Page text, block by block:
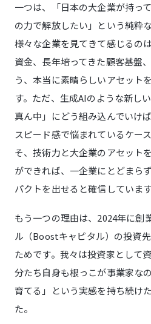
一つは、「日本の大企業が持っ
の力で解放したい」という純粋
様々な企業を見てきて感じるの
資金、長年培ってきた顧客基盤
う、本当に素晴らしいアセット
す。ただ、生成AIのような新し
真ん中」にどう組み込んでいけ
スピード感で悩まれているケー
そ、技術力と大企業のアセット
ができれば、一企業にとどまら
パクトを出せると確信しています
もう一つの理由は、2024年に創
ル（Boostキャピタル）の投資
ためです。我々は投資家として
分たち自身も根っこが事業家な
育てる」という実感を持ち続け
た。